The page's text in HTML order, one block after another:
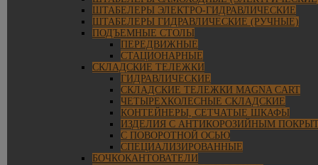
ШТАБЕЛЕРЫ ЭЛЕКТРО-ГИДРАВЛИЧЕСКИЕ
ШТАБЕЛЕРЫ ГИДРАВЛИЧЕСКИЕ (РУЧНЫЕ)
ПОДЪЕМНЫЕ СТОЛЫ
ПЕРЕДВИЖНЫЕ
СТАЦИОНАРНЫЕ
СКЛАДСКИЕ ТЕЛЕЖКИ
ГИДРАВЛИЧЕСКИЕ
СКЛАДСКИЕ ТЕЛЕЖКИ MAGNA CART
ЧЕТЫРЕХКОЛЕСНЫЕ СКЛАДСКИЕ
КОНТЕЙНЕРЫ, СЕТЧАТЫЕ ШКАФЫ
ИЗДЕЛИЯ С АНТИКОРОЗИЙНЫМ
С ПОВОРОТНОЙ ОСЬЮ
СПЕЦИАЛИЗИРОВАННЫЕ
БОЧКОКАНТОВАТЕЛИ